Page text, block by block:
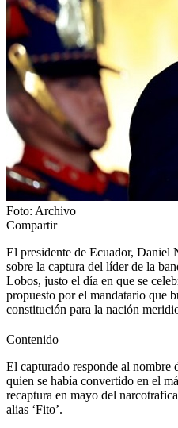
Foto: Archivo
Compartir
El presidente de Ecuador, Daniel
sobre la captura del líder de la
Lobos, justo el día en que se
propuesto por el mandatario que
constitución para la nación
Contenido
El capturado responde al nombre
quien se había convertido en el
recaptura en mayo del
alias ‘Fito’.